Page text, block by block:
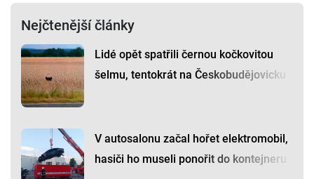
Nejčtenější články
Lidé opět spatřili černou kočkovitou
šelmu, tentokrát na Českobudějovicku
V autosalonu začal hořet elektromobil,
hasiči ho museli ponořit do kontejneru